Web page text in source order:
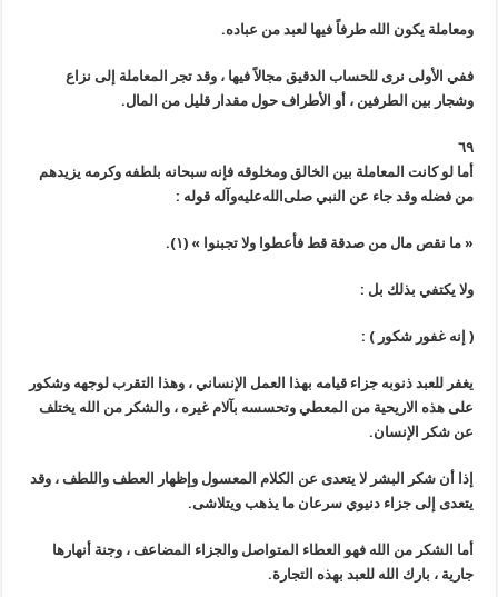
ومعاملة يكون الله طرفاً فيها لعبد من عباده.
ففي الأولى نرى للحساب الدقيق مجالاً فيها ، وقد تجر المعاملة إلى نزاع
وشجار بين الطرفين ، أو الأطراف حول مقدار قليل من المال.
٦٩
أما لو كانت المعاملة بين الخالق ومخلوقه فإنه سبحانه بلطفه وكرمه يزيدهم
من فضله وقد جاء عن النبيصلى‌الله‌عليه‌وآلهقوله :
« ما نقص مال من صدقة قط فأعطوا ولا تجبنوا »(١) .
ولا يكتفي بذلك بل :
( إنه غفور شكور )
:
يغفر للعبد ذنوبه جزاء قيامه بهذا العمل الإنساني ، وهذا التقرب لوجهه وشكور
على هذه الاريحية من المعطي وتحسسه بآلام غيره ، والشكر من الله يختلف
عن شكر الإنسان.
إذا أن شكر البشر لا يتعدى عن الكلام المعسول وإظهار العطف واللطف ، وقد
يتعدى إلى جزاء دنيوي سرعان ما يذهب ويتلاشى.
أما الشكر من الله فهو العطاء المتواصل والجزاء المضاعف ، وجنة أنهارها
جارية ، بارك الله للعبد بهذه التجارة.